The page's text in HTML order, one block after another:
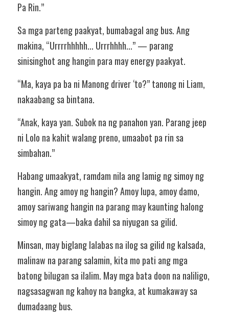
Pa Rin.”
Sa mga parteng paakyat, bumabagal ang bus. Ang
makina, “Urrrrhhhhh... Urrrhhhh...” — parang
sinisinghot ang hangin para may energy paakyat.
“Ma, kaya pa ba ni Manong driver ‘to?” tanong ni Liam,
nakaabang sa bintana.
“Anak, kaya yan. Subok na ng panahon yan. Parang jeep
ni Lolo na kahit walang preno, umaabot pa rin sa
simbahan.”
Habang umaakyat, ramdam nila ang lamig ng simoy ng
hangin. Ang amoy ng hangin? Amoy lupa, amoy damo,
amoy sariwang hangin na parang may kaunting halong
simoy ng gata—baka dahil sa niyugan sa gilid.
Minsan, may biglang lalabas na ilog sa gilid ng kalsada,
malinaw na parang salamin, kita mo pati ang mga
batong bilugan sa ilalim. May mga bata doon na naliligo,
nagsasagwan ng kahoy na bangka, at kumakaway sa
dumadaang bus.